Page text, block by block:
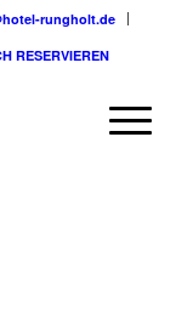
rungholt.de
RESERVIEREN